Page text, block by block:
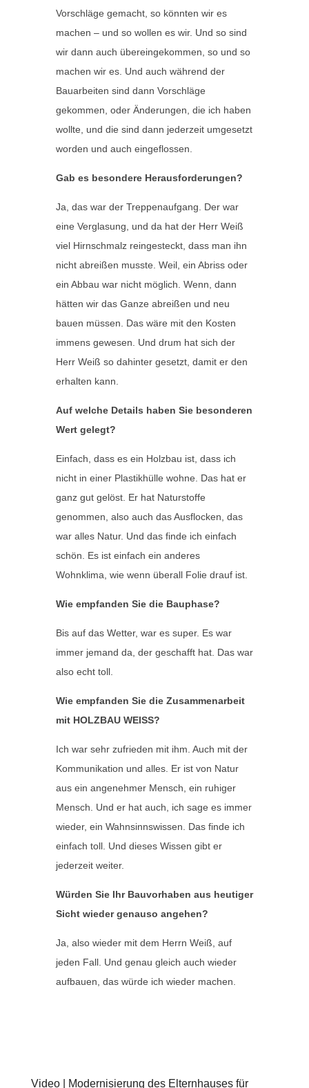
Vorschläge gemacht, so könnten wir es
machen – und so wollen es wir. Und so sind
wir dann auch übereingekommen, so und so
machen wir es. Und auch während der
Bauarbeiten sind dann Vorschläge
gekommen, oder Änderungen, die ich haben
wollte, und die sind dann jederzeit umgesetzt
worden und auch eingeflossen.
Gab es besondere Herausforderungen?
Ja, das war der Treppenaufgang. Der war
eine Verglasung, und da hat der Herr Weiß
viel Hirnschmalz reingesteckt, dass man ihn
nicht abreißen musste. Weil, ein Abriss oder
ein Abbau war nicht möglich. Wenn, dann
hätten wir das Ganze abreißen und neu
bauen müssen. Das wäre mit den Kosten
immens gewesen. Und drum hat sich der
Herr Weiß so dahinter gesetzt, damit er den
erhalten kann.
Auf welche Details haben Sie besonderen
Wert gelegt?
Einfach, dass es ein Holzbau ist, dass ich
nicht in einer Plastikhülle wohne. Das hat er
ganz gut gelöst. Er hat Naturstoffe
genommen, also auch das Ausflocken, das
war alles Natur. Und das finde ich einfach
schön. Es ist einfach ein anderes
Wohnklima, wie wenn überall Folie drauf ist.
Wie empfanden Sie die Bauphase?
Bis auf das Wetter, war es super. Es war
immer jemand da, der geschafft hat. Das war
also echt toll.
Wie empfanden Sie die Zusammenarbeit
mit HOLZBAU WEISS?
Ich war sehr zufrieden mit ihm. Auch mit der
Kommunikation und alles. Er ist von Natur
aus ein angenehmer Mensch, ein ruhiger
Mensch. Und er hat auch, ich sage es immer
wieder, ein Wahnsinnswissen. Das finde ich
einfach toll. Und dieses Wissen gibt er
jederzeit weiter.
Würden Sie Ihr Bauvorhaben aus heutiger
Sicht wieder genauso angehen?
Ja, also wieder mit dem Herrn Weiß, auf
jeden Fall. Und genau gleich auch wieder
aufbauen, das würde ich wieder machen.
Video | Modernisierung des Elternhauses für